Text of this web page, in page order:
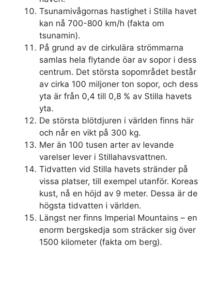
Tsunamivågornas hastighet i Stilla havet
kan nå 700-800 km/h (fakta om
tsunamin).
På grund av de cirkulära strömmarna
samlas hela flytande öar av sopor i dess
centrum. Det största sopområdet består
av cirka 100 miljoner ton sopor, och dess
yta är från 0,4 till 0,8 % av Stilla havets
yta.
De största blötdjuren i världen finns här
och når en vikt på 300 kg.
Mer än 100 tusen arter av levande
varelser lever i Stillahavsvattnen.
Tidvatten vid Stilla havets stränder på
vissa platser, till exempel utanför. Koreas
kust, nå en höjd av 9 meter. Dessa är de
högsta tidvatten i världen.
Längst ner finns Imperial Mountains – en
enorm bergskedja som sträcker sig över
1500 kilometer (fakta om berg).